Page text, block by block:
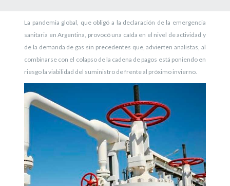
La pandemia global, que obligó a la declaración de la emergencia
sanitaria en Argentina, provocó una caída en el nivel de actividad y
de la demanda de gas sin precedentes que, advierten analistas, al
combinarse con el colapso de la cadena de pagos está poniendo en
riesgo la viabilidad del suministro de frente al próximo invierno.